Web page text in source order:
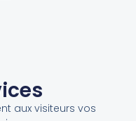
aux visiteurs vos